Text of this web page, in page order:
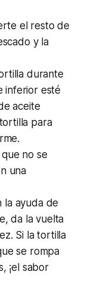
el resto de
y la
durante
inferior esté
aceite
para
no se
una
la ayuda de
da la vuelta
Si la tortilla
se rompa
¡el sabor